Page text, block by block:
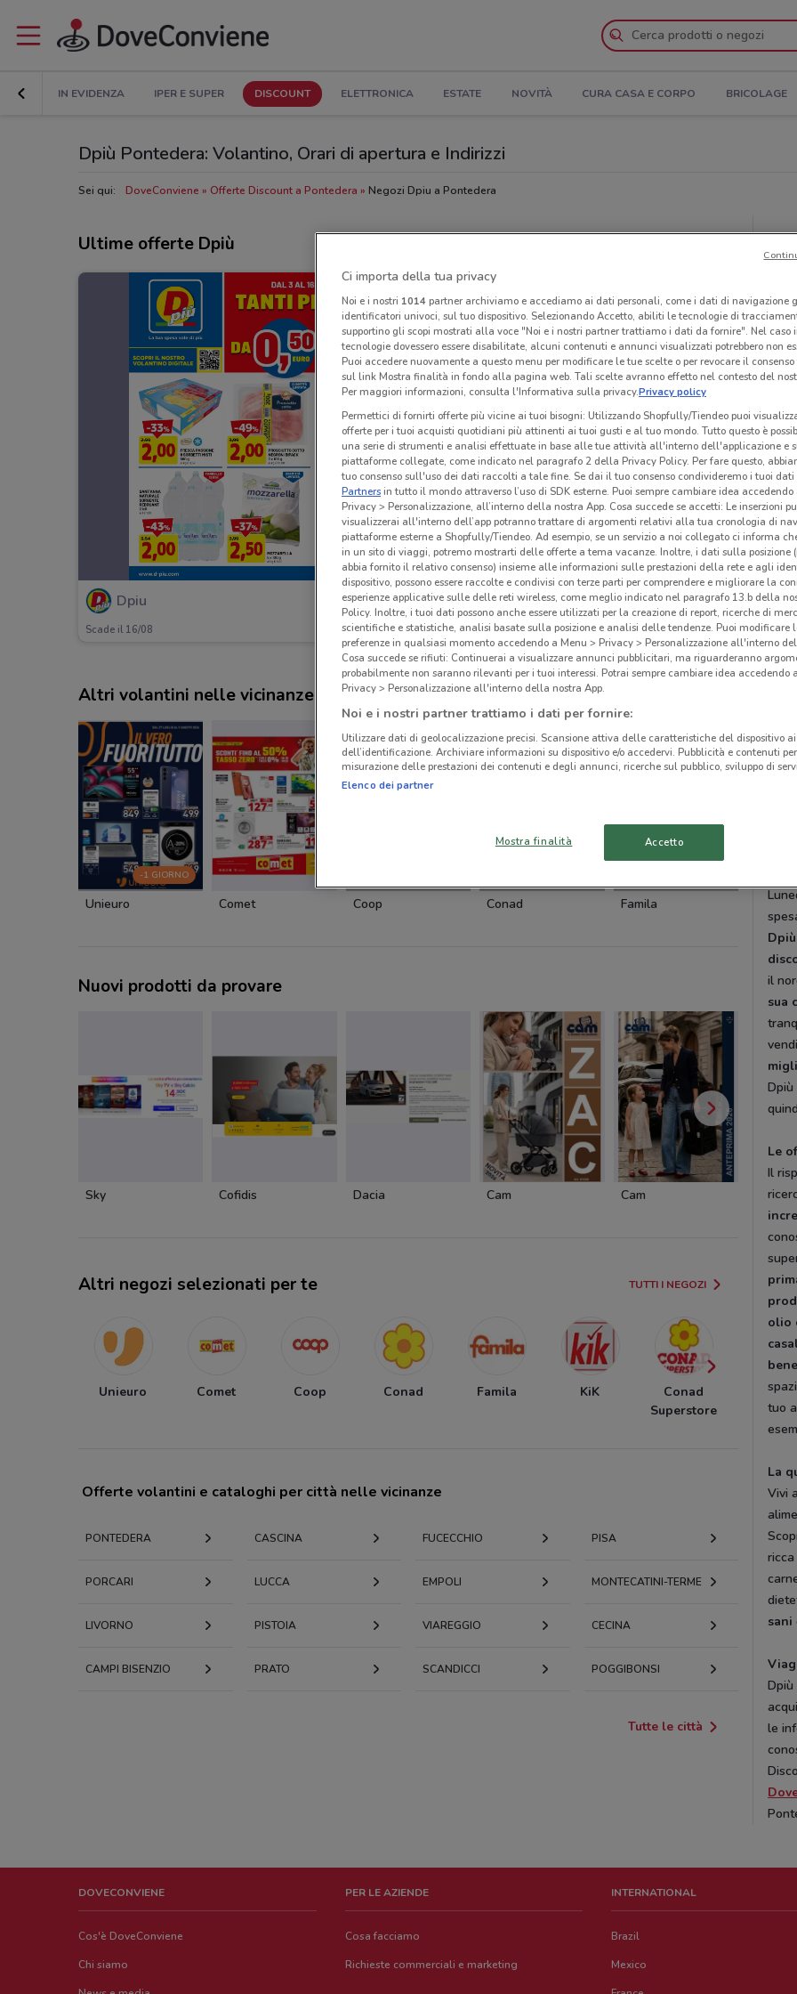
IN EVIDENZA IPER E SUPER DISCOUNT ELETTRONICA ESTATE NOVITÀ CURA CASA E CORPO BRICOLAGE
Dpiù Pontedera: Volantino, Orari di apertura e Indirizzi
Sei qui: DoveConviene Offerte Discount a Pontedera Negozi Dpiu a Pontedera
Ultime offerte Dpiù
Dpiu
Scade il 16/08 5.5 km
Altri volantini nelle vicinanze
-1 GIORNO
Unieuro Comet Coop Conad Famila KiK
Nuovi prodotti da provare
Sky Cofidis Dacia Cam Cam Pali
Altri negozi selezionati per te TUTTI I NEGOZI
Unieuro Comet Coop Conad Famila KiK
Conad
Superstore
Offerte volantini e cataloghi per città nelle vicinanze
PONTEDERA CASCINA FUCECCHIO PISA
PORCARI LUCCA EMPOLI MONTECATINI-TERME
LIVORNO PISTOIA VIAREGGIO CECINA
CAMPI BISENZIO PRATO SCANDICCI POGGIBONSI
Tutte le città
Via
Dpiù
il
sua
Le
Il
olio
tuo
La
Vivi
sani
le
DOVECONVIENE
Cos'è DoveConviene
Chi siamo
PER LE AZIENDE
Cosa facciamo
Richieste commerciali e marketing
INTERNATIONAL
Brazil
Mexico
Ci importa della tua privacy
Noi e i nostri 1014partner archiviamo e accediamo ai dati personali, come i dati di navigazione
identificatori univoci, sul tuo dispositivo. Selezionando Accetto, abiliti le tecnologie di
supportino gli scopi mostrati alla voce "Noi e i nostri partner trattiamo i dati da fornire". Nel caso
tecnologie dovessero essere disabilitate, alcuni contenuti e annunci visualizzati potrebbero non
Puoi accedere nuovamente a questo menu per modificare le tue scelte o per revocare il
sul link Mostra finalità in fondo alla pagina web. Tali scelte avranno effetto nel contesto del
Per maggiori informazioni, consulta l'Informativa sulla privacy.Privacy policy
Permettici di fornirti offerte più vicine ai tuoi bisogni: Utilizzando Shopfully/Tiendeo puoi
offerte per i tuoi acquisti quotidiani più attinenti ai tuoi gusti e al tuo mondo. Tutto questo è
una serie di strumenti e analisi effettuate in base alle tue attività all'interno dell'applicazione e
piattaforme collegate, come indicato nel paragrafo 2 della Privacy Policy. Per fare questo,
tuo consenso sull'uso dei dati raccolti a tale fine. Se dai il tuo consenso condivideremo i tuoi dati
Partnersin tutto il mondo attraverso l’uso di SDK esterne. Puoi sempre cambiare idea accedendo
Privacy > Personalizzazione, all’interno della nostra App. Cosa succede se accetti: Le inserzioni
visualizzerai all'interno dell’app potranno trattare di argomenti relativi alla tua cronologia di
piattaforme esterne a Shopfully/Tiendeo. Ad esempio, se un servizio a noi collegato ci informa
in un sito di viaggi, potremo mostrarti delle offerte a tema vacanze. Inoltre, i dati sulla posizione
abbia fornito il relativo consenso) insieme alle informazioni sulle prestazioni della rete e agli
dispositivo, possono essere raccolte e condivisi con terze parti per comprendere e migliorare la
esperienze applicative sulle delle reti wireless, come meglio indicato nel paragrafo 13.b della
Policy. Inoltre, i tuoi dati possono anche essere utilizzati per la creazione di report, ricerche di
scientifiche e statistiche, analisi basate sulla posizione e analisi delle tendenze. Puoi modificare
preferenze in qualsiasi momento accedendo a Menu > Privacy > Personalizzazione all'interno
Cosa succede se rifiuti: Continuerai a visualizzare annunci pubblicitari, ma riguarderanno
probabilmente non saranno rilevanti per i tuoi interessi. Potrai sempre cambiare idea accedendo
Privacy > Personalizzazione all'interno della nostra App.
Noi e i nostri partner trattiamo i dati per fornire:
Utilizzare dati di geolocalizzazione precisi. Scansione attiva delle caratteristiche del dispositivo
dell’identificazione. Archiviare informazioni su dispositivo e/o accedervi. Pubblicità e contenuti
misurazione delle prestazioni dei contenuti e degli annunci, ricerche sul pubblico, sviluppo di
Elenco dei partner
Mostra finalità Accetto